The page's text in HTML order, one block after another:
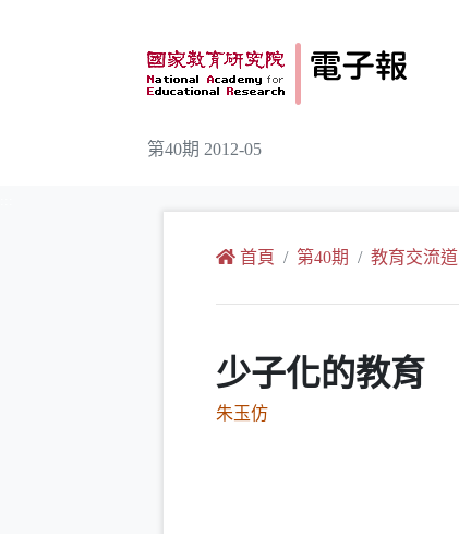
第40期 2012-05
首頁 第40期 教育交流道
少子化的教育
朱玉仿